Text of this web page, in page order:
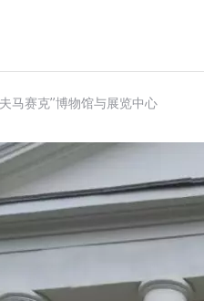
马赛克”博物馆与展览中心